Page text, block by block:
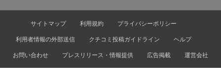
サイトマップ 利用規約
プライバシーポリシー
利用者情報の外部送信
クチコミ投稿ガイドライン
ヘルプ
お問い合わせ
プレスリリース・情報提供 広告掲載 運営会社